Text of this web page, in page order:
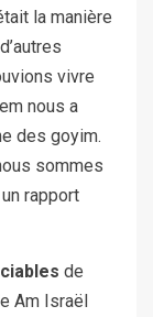
la manière
vivre
nous a
des goyim.
sommes
rapport
de
Am Israël